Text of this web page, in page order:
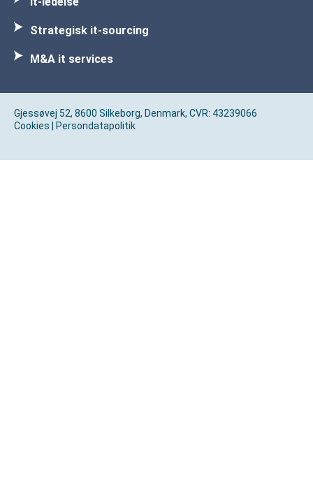
Strategisk it-sourcing
M&A it services
Gjessøvej 52, 8600 Silkeborg, Denmark, CVR: 43239066
Cookies
Persondatapolitik